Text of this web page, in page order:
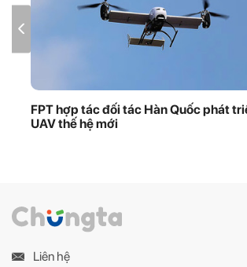
FPT hợp tác đối tác Hàn Quốc phát
UAV thế hệ mới
Liên hệ